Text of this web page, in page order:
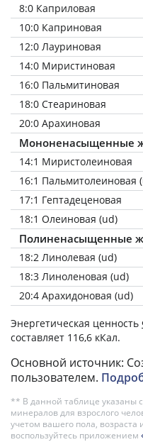
8:0 Каприловая
10:0 Каприновая
12:0 Лауриновая
14:0 Миристиновая
16:0 Пальмитиновая
18:0 Стеариновая
20:0 Арахиновая
Мононенасыщенные
14:1 Миристолеиновая
16:1 Пальмитолеиновая
17:1 Гептадеценовая
18:1 Олеиновая (ud)
Полиненасыщенные
18:2 Линолевая (ud)
18:3 Линоленовая (ud)
20:4 Арахидоновая (ud)
Энергетическая ценность
составляет 116,6 кКал.
Основной источник:
пользователем.
** В данной таблице указаны
минералов для взрослого
учетом вашего пола, возраста
воспользуйтесь приложением